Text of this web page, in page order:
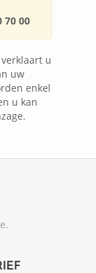
70 00
u
uw
enkel
u kan